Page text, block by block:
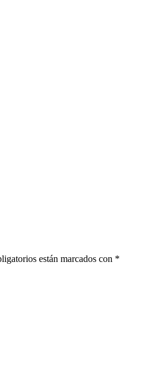
están marcados con *